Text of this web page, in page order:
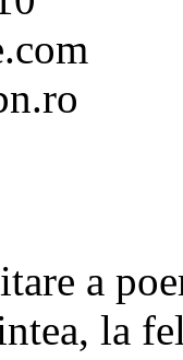
a
la